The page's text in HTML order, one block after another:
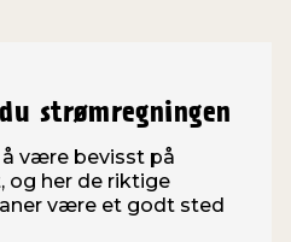
strømregningen
være bevisst på
her de riktige
være et godt sted